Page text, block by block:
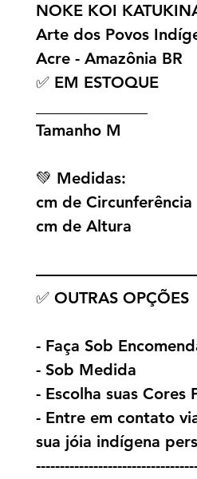
NOKE KOI
Arte dos Povos
Acre - Amazônia BR
✅ EM ESTOQUE
Tamanho M
💚 Medidas:
cm de Circunferência
cm de Altura
✅ OUTRAS OPÇÕES
- Faça Sob
- Sob Medida
- Escolha suas Cores
- Entre em contato
sua jóia indígena